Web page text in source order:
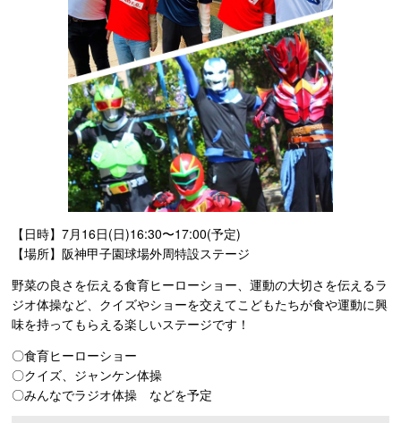
【日時】7月16日(日)16:30〜17:00(予定)
【場所】阪神甲子園球場外周特設ステージ
野菜の良さを伝える食育ヒーローショー、運動の大切さを伝えるラ
ジオ体操など、クイズやショーを交えてこどもたちが食や運動に興
味を持ってもらえる楽しいステージです！
〇食育ヒーローショー
〇クイズ、ジャンケン体操
〇みんなでラジオ体操 などを予定